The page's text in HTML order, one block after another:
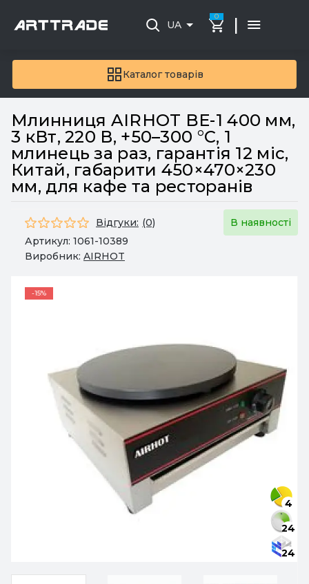
Каталог товарів
UA
0 |
Млинниця AIRHOT BE-1 400 мм,
3 кВт, 220 В, +50–300 °C, 1
млинець за раз, гарантія 12 міс,
Китай, габарити 450×470×230
мм, для кафе та ресторанів
Відгуки: (0)
В наявності
Артикул: 1061-10389
Виробник: AIRHOT
-15%
4
24
24